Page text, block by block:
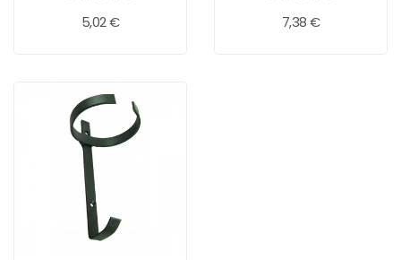
5,02 € 7,38 €